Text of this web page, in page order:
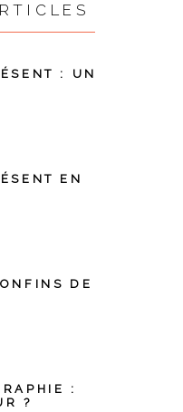
: UN
EN
DE
:
?